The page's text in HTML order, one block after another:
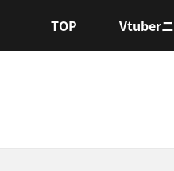
TOP Vtuber